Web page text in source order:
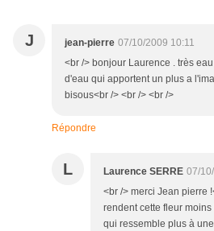
J jean-pierre 07/10/2009 10:11
<br /> bonjour Laurence . très
d'eau qui apportent un plus a
bisous<br /> <br /> <br />
Répondre
L Laurence SERRE 07/
<br /> merci Jean pierre
rendent cette fleur
qui ressemble plus à